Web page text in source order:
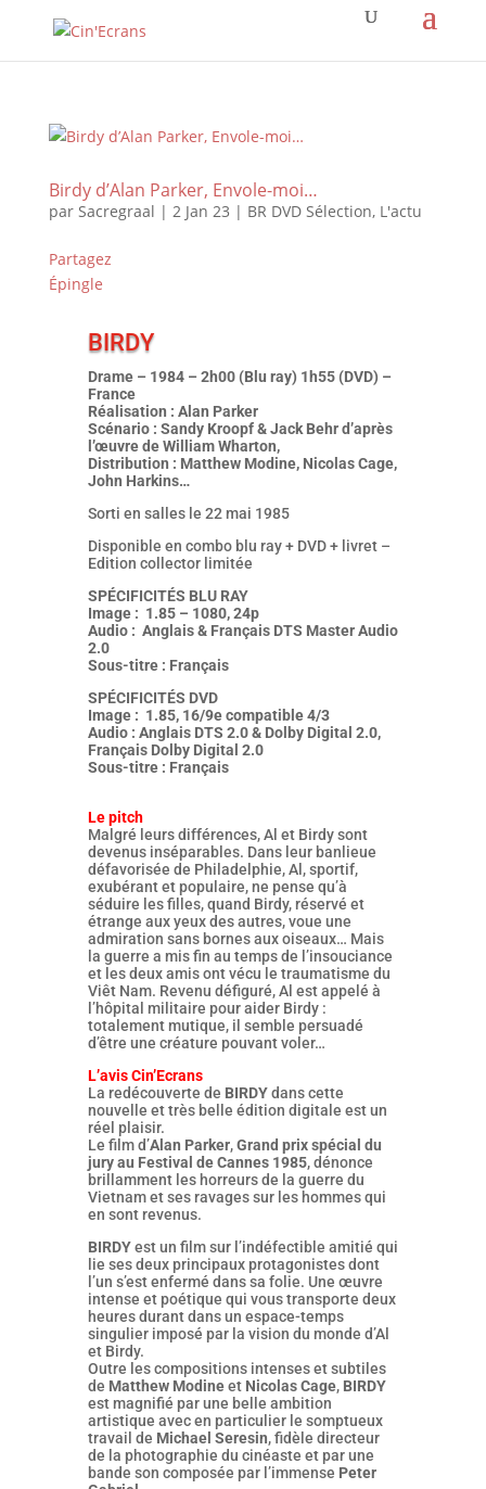
Birdy d’Alan Parker, Envole-moi…
par Sacregraal | 2 Jan 23 | BR DVD Sélection, L'actu
Partagez
Épingle
BIRDY
Drame – 1984 – 2h00 (Blu ray) 1h55 (DVD) –
France
Réalisation : Alan Parker
Scénario : Sandy Kroopf & Jack Behr d’après
l’œuvre de William Wharton,
Distribution : Matthew Modine, Nicolas Cage,
John Harkins…
Sorti en salles le 22 mai 1985
Disponible en combo blu ray + DVD + livret –
Edition collector limitée
SPÉCIFICITÉS BLU RAY
Image : 1.85 – 1080, 24p
Audio : Anglais & Français DTS Master Audio
2.0
Sous-titre : Français
SPÉCIFICITÉS DVD
Image : 1.85, 16/9e compatible 4/3
Audio : Anglais DTS 2.0 & Dolby Digital 2.0,
Français Dolby Digital 2.0
Sous-titre : Français
Le pitch
Malgré leurs différences, Al et Birdy sont
devenus inséparables. Dans leur banlieue
défavorisée de Philadelphie, Al, sportif,
exubérant et populaire, ne pense qu’à
séduire les filles, quand Birdy, réservé et
étrange aux yeux des autres, voue une
admiration sans bornes aux oiseaux… Mais
la guerre a mis fin au temps de l’insouciance
et les deux amis ont vécu le traumatisme du
Viêt Nam. Revenu défiguré, Al est appelé à
l’hôpital militaire pour aider Birdy :
totalement mutique, il semble persuadé
d’être une créature pouvant voler…
L’avis Cin’Ecrans
La redécouverte de BIRDYdans cette
nouvelle et très belle édition digitale est un
réel plaisir.
Le film d’Alan Parker,Grand prix spécial du
jury au Festival de Cannes 1985, dénonce
brillamment les horreurs de la guerre du
Vietnam et ses ravages sur les hommes qui
en sont revenus.
BIRDYest un film sur l’indéfectible amitié qui
lie ses deux principaux protagonistes dont
l’un s’est enfermé dans sa folie. Une œuvre
intense et poétique qui vous transporte deux
heures durant dans un espace-temps
singulier imposé par la vision du monde d’Al
et Birdy.
Outre les compositions intenses et subtiles
de Matthew Modineet Nicolas Cage, BIRDY
est magnifié par une belle ambition
artistique avec en particulier le somptueux
travail de Michael Seresin, fidèle directeur
de la photographie du cinéaste et par une
bande son composée par l’immense Peter